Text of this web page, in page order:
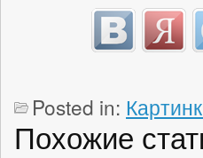
Posted in:
Похожие